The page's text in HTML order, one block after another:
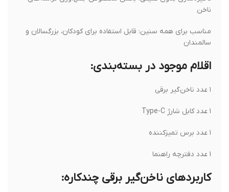
مناسب برای همه سنین: قابل استفاده برای کودکان، بزرگسالان و
سالمندان
اقلام موجود در بسته‌بندی:
کاربردهای ناخن‌گیر برقی چندکاره: